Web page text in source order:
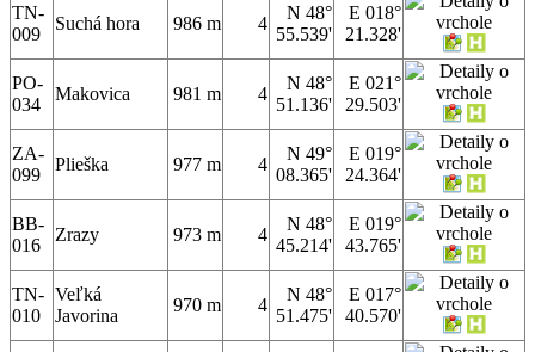
TN-
009
Suchá hora 986 m 4
N 48°
55.539'
E 018°
21.328'
PO-
034
Makovica 981 m 4
N 48°
51.136'
E 021°
29.503'
ZA-
099
Plieška 977 m 4
N 49°
08.365'
E 019°
24.364'
BB-
016
Zrazy 973 m 4
N 48°
45.214'
E 019°
43.765'
TN-
010
Veľká
Javorina
970 m 4
N 48°
51.475'
E 017°
40.570'